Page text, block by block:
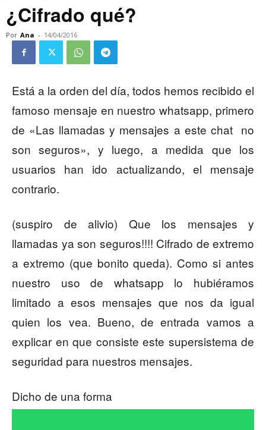
¿Cifrado qué?
Por Ana - 14/04/2016
Está a la orden del día, todos hemos recibido el
famoso mensaje en nuestro whatsapp, primero
de «Las llamadas y mensajes a este chat no
son seguros», y luego, a medida que los
usuarios han ido actualizando, el mensaje
contrario.
(suspiro de alivio) Que los mensajes y
llamadas ya son seguros!!!! Cifrado de extremo
a extremo (que bonito queda). Como si antes
nuestro uso de whatsapp lo hubiéramos
limitado a esos mensajes que nos da igual
quien los vea. Bueno, de entrada vamos a
explicar en que consiste este supersistema de
seguridad para nuestros mensajes.
Dicho de una forma